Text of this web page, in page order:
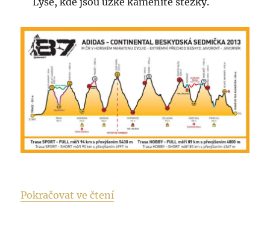
Pokračovat ve čtení„10 rad, jak dojít do cíle B7“